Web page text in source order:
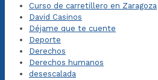
Curso de carretillero en Zaragoza
David Casinos
Déjame que te cuente
Deporte
Derechos
Derechos humanos
desescalada